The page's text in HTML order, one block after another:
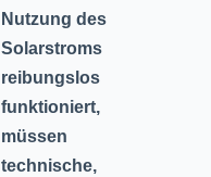
Nutzung des
Solarstroms
reibungslos
funktioniert,
müssen
technische,